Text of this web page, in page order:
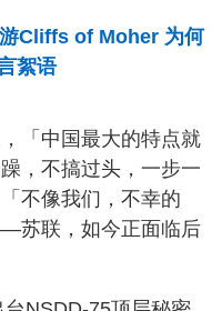
Cliffs of Moher 为何
絮语
「中国最大的特点就
，不搞过头，一步一
不像我们，不幸的
苏联，如今正面临后